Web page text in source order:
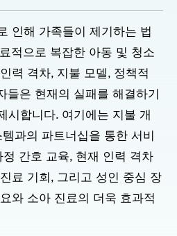
인해 가족들이 제기하는 법
적으로 복잡한 아동 및 청소
력 격차, 지불 모델, 정책적
들은 현재의 실패를 해결하기
시합니다. 여기에는 지불 개
과의 파트너십을 통한 서비
간호 교육, 현재 인력 격차
료 기회, 그리고 성인 중심 장
와 소아 진료의 더욱 효과적